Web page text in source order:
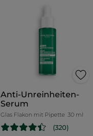
Anti-Unreinheiten-
Serum
Glas Flakon mit Pipette 30 ml
(320)